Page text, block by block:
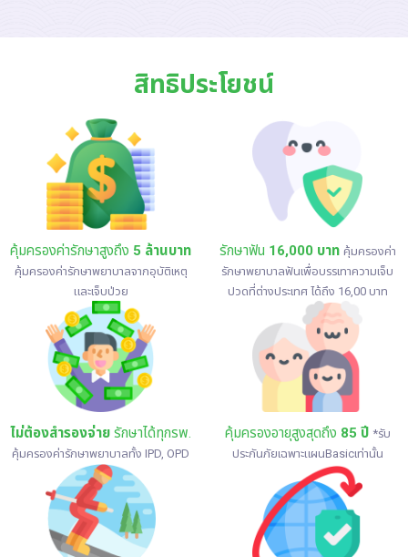
สิทธิประโยชน์
คุ้มครองค่ารักษาสูงถึง 5 ล้านบาท
คุ้มครองค่ารักษาพยาบาลจากอุบัติเหตุ
และเจ็บป่วย
รักษาฟัน 16,000 บาท คุ้มครองค่า
รักษาพยาบาลฟันเพื่อบรรเทาความเจ็บ
ปวดที่ต่างประเทศ ได้ถึง 16,00 บาท
ไม่ต้องสำรองจ่าย รักษาได้ทุกรพ.
คุ้มครองค่ารักษาพยาบาลทั้ง IPD, OPD
คุ้มครองอายุสูงสุดถึง 85 ปี *รับ
ประกันภัยเฉพาะแผนBasicเท่านั้น